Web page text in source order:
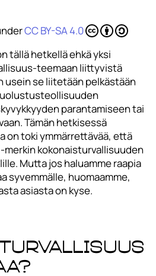
CC BY-SA 4.0
tällä hetkellä ehkä yksi
teemaan liittyvistä
usein se liitetään pelkästään
parantamiseen tai
Tämän hetkisessä
on toki ymmärrettävää, että
merkin kokonaisturvallisuuden
Mutta jos haluamme raapia
syvemmälle, huomaamme,
asiasta on kyse.